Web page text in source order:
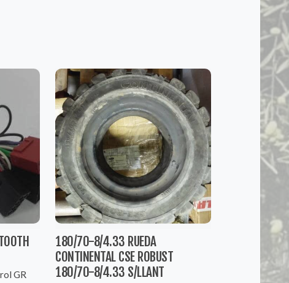
GR
180/70-8/4.33 RUEDA
CONTINENTAL CSE ROBUST
180/70-8/4.33 S/LLANT